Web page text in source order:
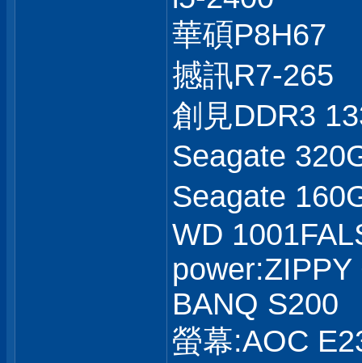
華碩P8H67
撼訊R7-265
創見DDR3
Seagate
Seagate
WD
BANQ S200
螢幕:AOC